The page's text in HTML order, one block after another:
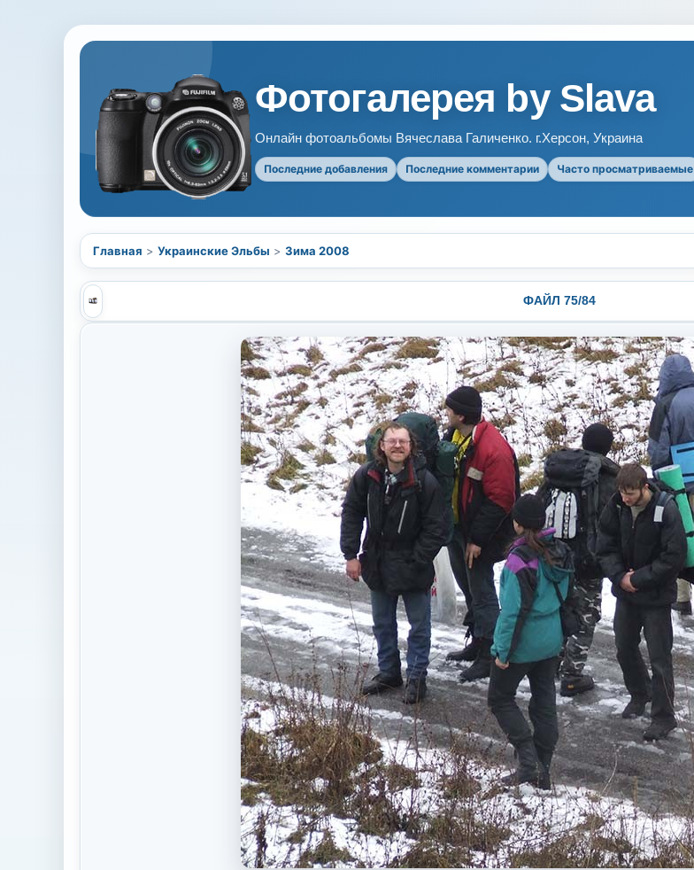
Фотогалерея by Slava
Онлайн фотоальбомы Вячеслава Галиченко. г.Херсон, Украина
Последние добавления Последние комментарии Часто просматриваемые
Главная > Украинские Эльбы > Зима 2008
ФАЙЛ 75/84